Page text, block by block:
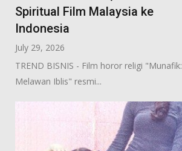
Spiritual Film Malaysia ke
Indonesia
July 29, 2026
TREND BISNIS - Film horor religi "Munafik:
Melawan Iblis" resmi...